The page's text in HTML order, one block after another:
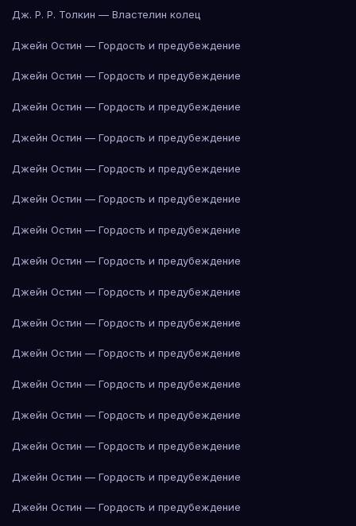
Дж. Р. Р. Толкин — Властелин колец
Джейн Остин — Гордость и предубеждение
Джейн Остин — Гордость и предубеждение
Джейн Остин — Гордость и предубеждение
Джейн Остин — Гордость и предубеждение
Джейн Остин — Гордость и предубеждение
Джейн Остин — Гордость и предубеждение
Джейн Остин — Гордость и предубеждение
Джейн Остин — Гордость и предубеждение
Джейн Остин — Гордость и предубеждение
Джейн Остин — Гордость и предубеждение
Джейн Остин — Гордость и предубеждение
Джейн Остин — Гордость и предубеждение
Джейн Остин — Гордость и предубеждение
Джейн Остин — Гордость и предубеждение
Джейн Остин — Гордость и предубеждение
Джейн Остин — Гордость и предубеждение